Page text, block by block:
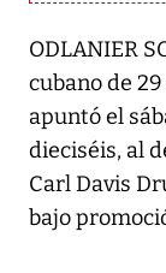
ODLANIER
cubano de
apuntó el
dieciséis, al
Carl Davis
bajo